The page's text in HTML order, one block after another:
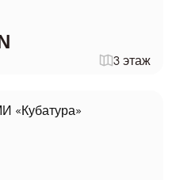
3 этаж